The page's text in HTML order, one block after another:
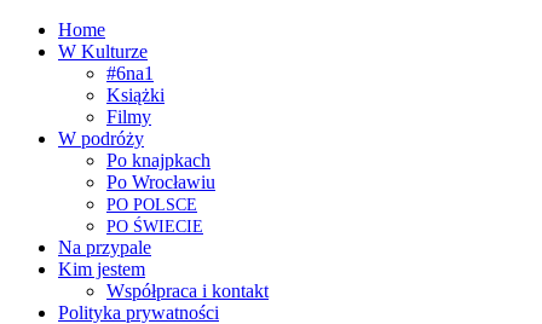
Home
W Kulturze
#6na1
Książki
Filmy
W podróży
Po knajpkach
Po Wrocławiu
PO POLSCE
PO ŚWIECIE
Na przypale
Kim jestem
Współpraca i kontakt
Polityka prywatności